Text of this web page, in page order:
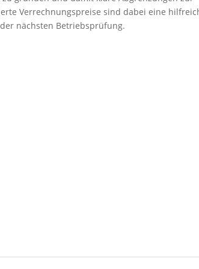
Verrechnungspreise sind dabei eine
nächsten Betriebsprüfung.